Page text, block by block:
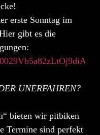
erste Sonntag im
gibt es die
UNERFAHREN?
bieten wir pitbiken
Termine sind perfekt